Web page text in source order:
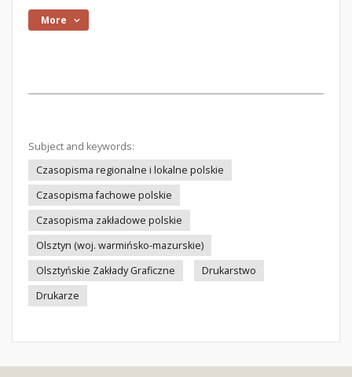
More
Subject and keywords:
Czasopisma regionalne i lokalne polskie
Czasopisma fachowe polskie
Czasopisma zakładowe polskie
Olsztyn (woj. warmińsko-mazurskie)
Olsztyńskie Zakłady Graficzne
Drukarstwo
Drukarze